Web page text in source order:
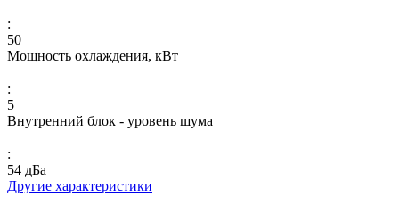
:
50
Мощность охлаждения, кВт
:
5
Внутренний блок - уровень шума
:
54 дБа
Другие характеристики